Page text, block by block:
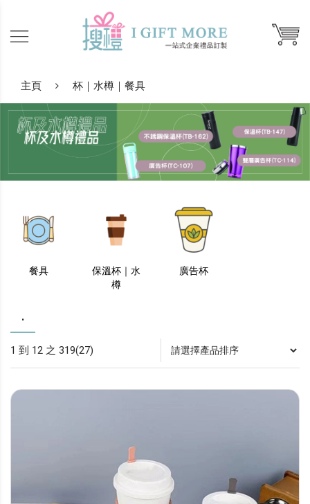
主頁 杯｜水樽｜餐具
餐具
保溫杯｜水
樽
廣告杯
.
1 到 12 之 319(27)